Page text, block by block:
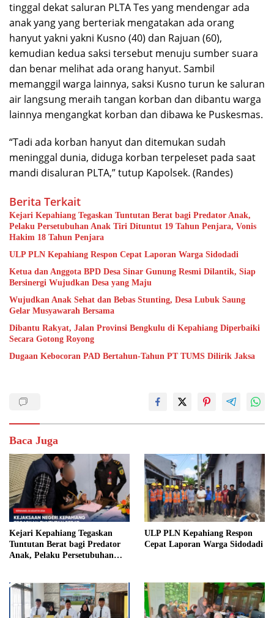
tinggal dekat saluran PLTA Tes yang mendengar ada
anak yang yang berteriak mengatakan ada orang
hanyut yakni yakni Kusno (40) dan Rajuan (60),
kemudian kedua saksi tersebut menuju sumber suara
dan benar melihat ada orang hanyut. Sambil
memanggil warga lainnya, saksi Kusno turun ke saluran
air langsung meraih tangan korban dan dibantu warga
lainnya mengangkat korban dan dibawa ke Puskesmas.
“Tadi ada korban hanyut dan ditemukan sudah
meninggal dunia, diduga korban terpeleset pada saat
mandi disaluran PLTA,” tutup Kapolsek. (Randes)
Berita Terkait
Kejari Kepahiang Tegaskan Tuntutan Berat bagi Predator Anak,
Pelaku Persetubuhan Anak Tiri Dituntut 19 Tahun Penjara, Vonis
Hakim 18 Tahun Penjara
ULP PLN Kepahiang Respon Cepat Laporan Warga Sidodadi
Ketua dan Anggota BPD Desa Sinar Gunung Resmi Dilantik, Siap
Bersinergi Wujudkan Desa yang Maju
Wujudkan Anak Sehat dan Bebas Stunting, Desa Lubuk Saung
Gelar Musyawarah Bersama
Dibantu Rakyat, Jalan Provinsi Bengkulu di Kepahiang Diperbaiki
Secara Gotong Royong
Dugaan Kebocoran PAD Bertahun-Tahun PT TUMS Dilirik Jaksa
Baca Juga
Kejari Kepahiang Tegaskan
Tuntutan Berat bagi Predator
Anak, Pelaku Persetubuhan
Penjara
ULP PLN Kepahiang Respon
Cepat Laporan Warga Sidodadi